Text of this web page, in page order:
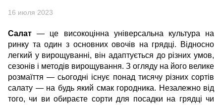
16 июля 2023
Салат— це високоцінна універсальна культура на
ринку та один з основних овочів на грядці. Відносно
легкий у вирощуванні, він адаптується до різних умов,
сезонів і методів вирощування. З огляду на його велике
розмаїття — сьогодні існує понад тисячу різних сортів
салату — на будь який смак городника. Незалежно від
того, чи ви обираєте сорти для посадки на грядці чи